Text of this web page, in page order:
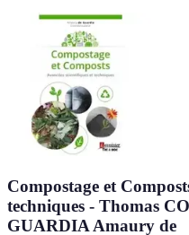
Compostage et
techniques - Thomas
GUARDIA Amaury de